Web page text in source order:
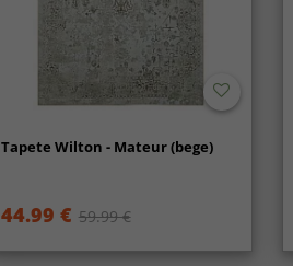
Tapete Wilton - Mateur (bege)
44.99 € 59.99 €